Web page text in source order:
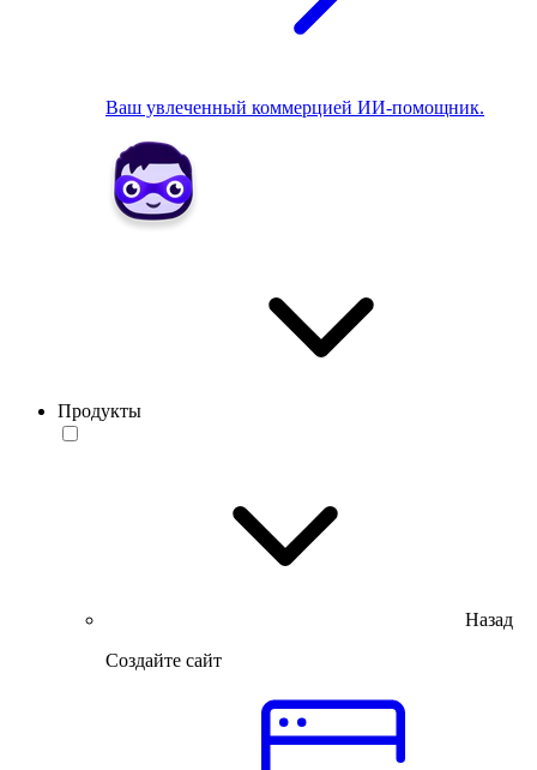
Ваш увлеченный коммерцией ИИ-помощник.
Продукты
Назад
Создайте сайт